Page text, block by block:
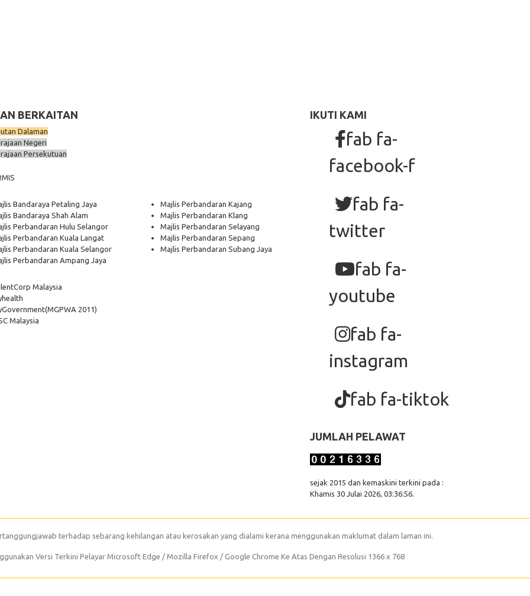
BERKAITAN
Dalaman
Negeri
Persekutuan
Bandaraya Petaling Jaya
Bandaraya Shah Alam
Perbandaran Hulu Selangor
Perbandaran Kuala Langat
Perbandaran Kuala Selangor
Perbandaran Ampang Jaya
Majlis Perbandaran Kajang
Majlis Perbandaran Klang
Majlis Perbandaran Selayang
Majlis Perbandaran Sepang
Majlis Perbandaran Subang Jaya
Malaysia
(MGPWA 2011)
Malaysia
IKUTI KAMI
fab fa-
facebook-f
fab fa-
twitter
fab fa-
youtube
fab fa-
instagram
fab fa-tiktok
JUMLAH PELAWAT
sejak 2015 dan kemaskini terkini pada :
Khamis 30 Julai 2026, 03:36:56.
terhadap sebarang kehilangan atau kerosakan yang dialami kerana menggunakan maklumat dalam laman ini.
Versi Terkini Pelayar Microsoft Edge / Mozilla Firefox / Google Chrome Ke Atas Dengan Resolusi 1366 x 768